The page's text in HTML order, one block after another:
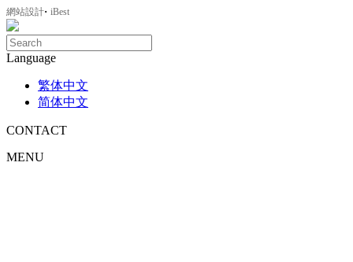
網站設計‧ iBest
Language
繁体中文
简体中文
CONTACT
MENU